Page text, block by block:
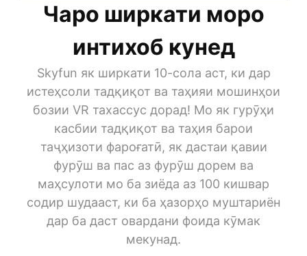
Чаро ширкати моро
интихоб кунед
Skyfun як ширкати 10-сола аст, ки дар
истеҳсоли тадқиқот ва таҳияи мошинҳои
бозии VR тахассус дорад! Мо як гурӯҳи
касбии тадқиқот ва таҳия барои
таҷҳизоти фароғатӣ, як дастаи қавии
фурӯш ва пас аз фурӯш дорем ва
маҳсулоти мо ба зиёда аз 100 кишвар
содир шудааст, ки ба ҳазорҳо муштариён
дар ба даст овардани фоида кӯмак
мекунад.